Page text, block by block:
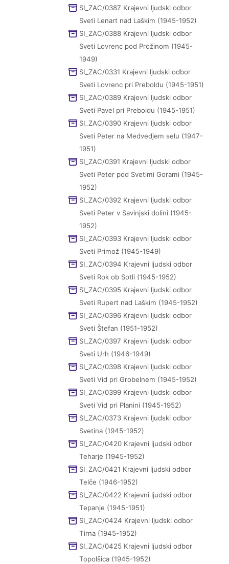
SI_ZAC/0387 Krajevni ljudski odbor
Sveti Lenart nad Laškim (1945-1952)
SI_ZAC/0388 Krajevni ljudski odbor
Sveti Lovrenc pod Prožinom (1945-
1949)
SI_ZAC/0331 Krajevni ljudski odbor
Sveti Lovrenc pri Preboldu (1945-1951)
SI_ZAC/0389 Krajevni ljudski odbor
Sveti Pavel pri Preboldu (1945-1951)
SI_ZAC/0390 Krajevni ljudski odbor
Sveti Peter na Medvedjem selu (1947-
1951)
SI_ZAC/0391 Krajevni ljudski odbor
Sveti Peter pod Svetimi Gorami (1945-
1952)
SI_ZAC/0392 Krajevni ljudski odbor
Sveti Peter v Savinjski dolini (1945-
1952)
SI_ZAC/0393 Krajevni ljudski odbor
Sveti Primož (1945-1949)
SI_ZAC/0394 Krajevni ljudski odbor
Sveti Rok ob Sotli (1945-1952)
SI_ZAC/0395 Krajevni ljudski odbor
Sveti Rupert nad Laškim (1945-1952)
SI_ZAC/0396 Krajevni ljudski odbor
Sveti Štefan (1951-1952)
SI_ZAC/0397 Krajevni ljudski odbor
Sveti Urh (1946-1949)
SI_ZAC/0398 Krajevni ljudski odbor
Sveti Vid pri Grobelnem (1945-1952)
SI_ZAC/0399 Krajevni ljudski odbor
Sveti Vid pri Planini (1945-1952)
SI_ZAC/0373 Krajevni ljudski odbor
Svetina (1945-1952)
SI_ZAC/0420 Krajevni ljudski odbor
Teharje (1945-1952)
SI_ZAC/0421 Krajevni ljudski odbor
Telče (1946-1952)
SI_ZAC/0422 Krajevni ljudski odbor
Tepanje (1945-1951)
SI_ZAC/0424 Krajevni ljudski odbor
Tirna (1945-1952)
SI_ZAC/0425 Krajevni ljudski odbor
Topolšica (1945-1952)